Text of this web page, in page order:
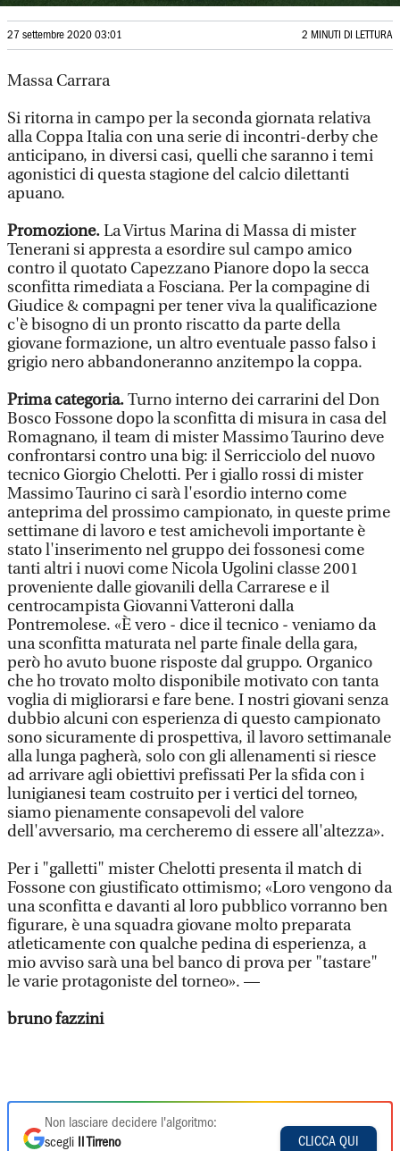
27 settembre 2020 03:01 2 MINUTI DI LETTURA
Massa Carrara
Si ritorna in campo per la seconda giornata relativa
alla Coppa Italia con una serie di incontri-derby che
anticipano, in diversi casi, quelli che saranno i temi
agonistici di questa stagione del calcio dilettanti
apuano.
Promozione.La Virtus Marina di Massa di mister
Tenerani si appresta a esordire sul campo amico
contro il quotato Capezzano Pianore dopo la secca
sconfitta rimediata a Fosciana. Per la compagine di
Giudice & compagni per tener viva la qualificazione
c'è bisogno di un pronto riscatto da parte della
giovane formazione, un altro eventuale passo falso i
grigio nero abbandoneranno anzitempo la coppa.
Prima categoria.Turno interno dei carrarini del Don
Bosco Fossone dopo la sconfitta di misura in casa del
Romagnano, il team di mister Massimo Taurino deve
confrontarsi contro una big: il Serricciolo del nuovo
tecnico Giorgio Chelotti. Per i giallo rossi di mister
Massimo Taurino ci sarà l'esordio interno come
anteprima del prossimo campionato, in queste prime
settimane di lavoro e test amichevoli importante è
stato l'inserimento nel gruppo dei fossonesi come
tanti altri i nuovi come Nicola Ugolini classe 2001
proveniente dalle giovanili della Carrarese e il
centrocampista Giovanni Vatteroni dalla
Pontremolese. «È vero - dice il tecnico - veniamo da
una sconfitta maturata nel parte finale della gara,
però ho avuto buone risposte dal gruppo. Organico
che ho trovato molto disponibile motivato con tanta
voglia di migliorarsi e fare bene. I nostri giovani senza
dubbio alcuni con esperienza di questo campionato
sono sicuramente di prospettiva, il lavoro settimanale
alla lunga pagherà, solo con gli allenamenti si riesce
ad arrivare agli obiettivi prefissati Per la sfida con i
lunigianesi team costruito per i vertici del torneo,
siamo pienamente consapevoli del valore
dell'avversario, ma cercheremo di essere all'altezza».
Per i "galletti" mister Chelotti presenta il match di
Fossone con giustificato ottimismo; «Loro vengono da
una sconfitta e davanti al loro pubblico vorranno ben
figurare, è una squadra giovane molto preparata
atleticamente con qualche pedina di esperienza, a
mio avviso sarà una bel banco di prova per "tastare"
le varie protagoniste del torneo». —
bruno fazzini
Non lasciare decidere l'algoritmo:
scegli
Il Tirreno
CLICCA QUI